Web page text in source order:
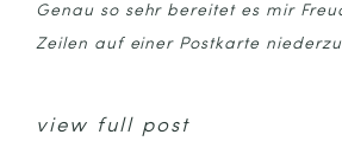
Genau so sehr bereitet es mir
Zeilen auf einer Postkarte
view full post